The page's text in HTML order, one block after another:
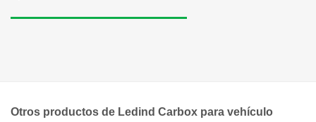
Otros productos de Ledind Carbox para vehículo